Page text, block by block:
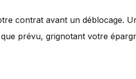
contrat avant un déblocage.
prévu, grignotant votre